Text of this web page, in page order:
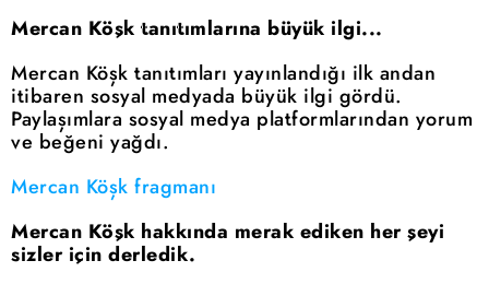
Mercan Köşk tanıtımlarına büyük ilgi...
Mercan Köşk tanıtımları yayınlandığı ilk andan
itibaren sosyal medyada büyük ilgi gördü.
Paylaşımlara sosyal medya platformlarından yorum
ve beğeni yağdı.
Mercan Köşk fragmanı
Mercan Köşk hakkında merak ediken her şeyi
sizler için derledik.